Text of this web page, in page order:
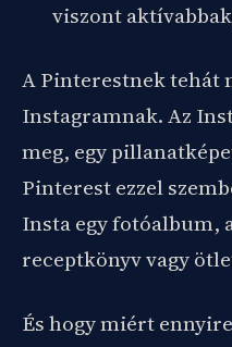
viszont
A Pinterestnek tehát
Instagramnak. Az
meg, egy
Pinterest ezzel
Insta egy fotóalbum,
receptkönyv vagy
És hogy miért